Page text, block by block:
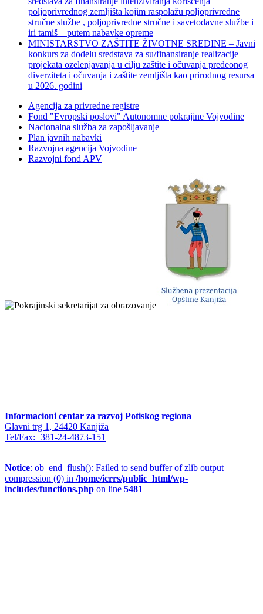
poljoprivrednog zemljišta kojim raspolažu poljoprivredne
stručne službe , poljoprivredne stručne i savetodavne službe i
iri tamiš ‒ putem nabavke opreme
MINISTARSTVO ZAŠTITE ŽIVOTNE SREDINE – Javni
konkurs za dodelu sredstava za su/finansiranje realizacije
projekata ozelenjavanja u cilju zaštite i očuvanja predeonog
diverziteta i očuvanja i zaštite zemljišta kao prirodnog resursa
u 2026. godini
Agencija za privredne registre
Fond "Evropski poslovi" Autonomne pokrajine Vojvodine
Nacionalna služba za zapošljavanje
Plan javnih nabavki
Razvojna agencija Vojvodine
Razvojni fond APV
Informacioni centar za razvoj Potiskog regiona
Glavni trg 1, 24420 Kanjiža
Tel/Fax:+381-24-4873-151
Notice: ob_end_flush(): Failed to send buffer of zlib output
compression (0) in /home/icrrs/public_html/wp-
includes/functions.php on line 5481